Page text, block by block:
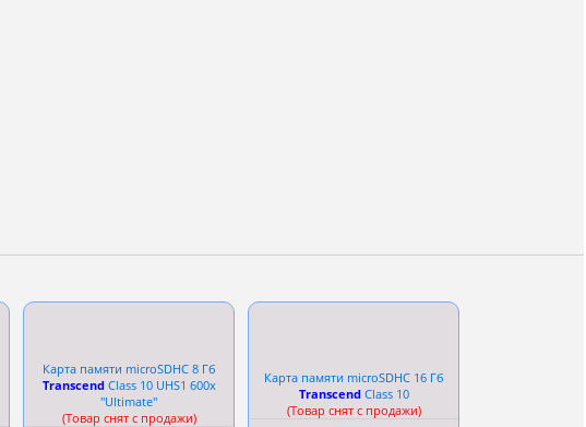
Карта памяти microSDHC 8 Гб
TranscendСlass 10 UHS1 600x
''Ultimate''
(Товар снят с продажи)
Карта памяти microSDHC 16 Гб
TranscendСlass 10
(Товар снят с продажи)